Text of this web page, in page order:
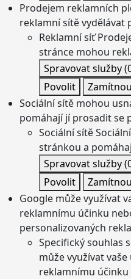
Prodejem reklamních
reklamní sítě vydělávat
Reklamní síť
stránce mohou
Spravovat služby
Povolit
Sociální sítě mohou
pomáhají jí prosadit se
Sociální sítě
stránkou a
Spravovat služby
Povolit
Google může využívat
reklamnímu účinku
personalizovaných
Specifický souhlas
může využívat
reklamnímu